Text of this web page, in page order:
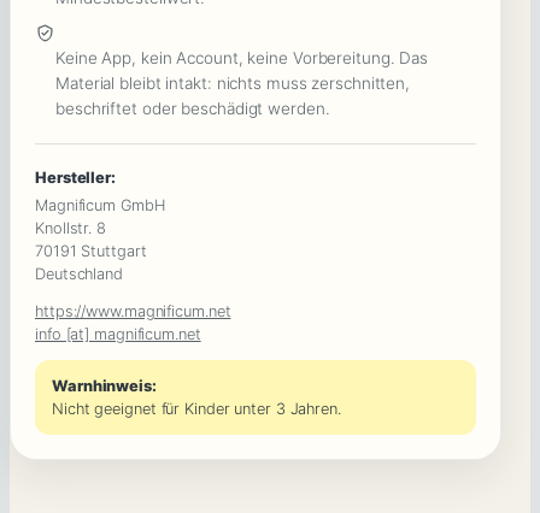
Keine App, kein Account, keine Vorbereitung. Das
Material bleibt intakt: nichts muss zerschnitten,
beschriftet oder beschädigt werden.
Hersteller:
Magnificum GmbH
Knollstr. 8
70191 Stuttgart
Deutschland
https://www.magnificum.net
info [at] magnificum.net
Warnhinweis:
Nicht geeignet für Kinder unter 3 Jahren.